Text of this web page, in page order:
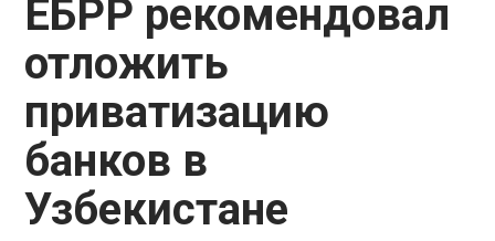
ЕБРР рекомендовал
отложить
приватизацию
банков в
Узбекистане